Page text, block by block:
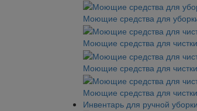
Моющие средства для
Моющие средства для
Моющие средства для
Моющие средства для
Инвентарь для ручной уборки